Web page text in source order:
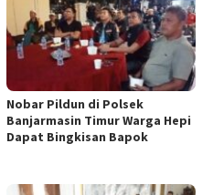
Nobar Pildun di Polsek
Banjarmasin Timur Warga Hepi
Dapat Bingkisan Bapok